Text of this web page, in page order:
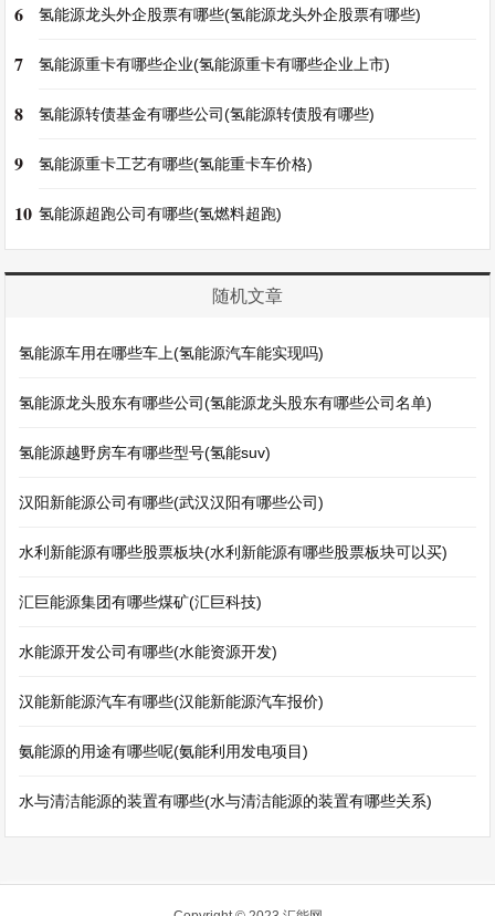
6 氢能源龙头外企股票有哪些(氢能源龙头外企股票有哪些)
7 氢能源重卡有哪些企业(氢能源重卡有哪些企业上市)
8 氢能源转债基金有哪些公司(氢能源转债股有哪些)
9 氢能源重卡工艺有哪些(氢能重卡车价格)
10 氢能源超跑公司有哪些(氢燃料超跑)
随机文章
氢能源车用在哪些车上(氢能源汽车能实现吗)
氢能源龙头股东有哪些公司(氢能源龙头股东有哪些公司名单)
氢能源越野房车有哪些型号(氢能suv)
汉阳新能源公司有哪些(武汉汉阳有哪些公司)
水利新能源有哪些股票板块(水利新能源有哪些股票板块可以买)
汇巨能源集团有哪些煤矿(汇巨科技)
水能源开发公司有哪些(水能资源开发)
汉能新能源汽车有哪些(汉能新能源汽车报价)
氨能源的用途有哪些呢(氨能利用发电项目)
水与清洁能源的装置有哪些(水与清洁能源的装置有哪些关系)